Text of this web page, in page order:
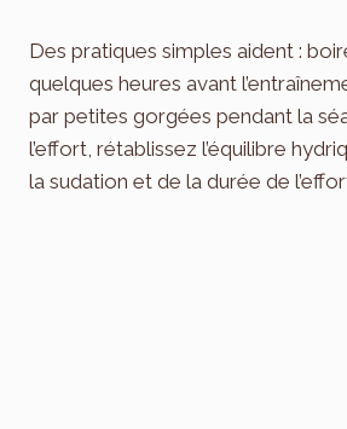
Des pratiques simples aident :
quelques heures avant
par petites gorgées pendant la
l’effort, rétablissez l’équilibre
la sudation et de la durée de